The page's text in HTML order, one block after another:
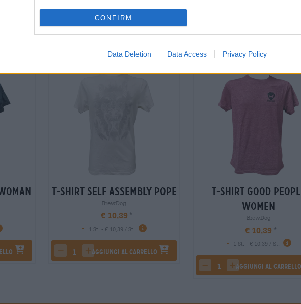
CONFIRM
Data Deletion Data Access Privacy Policy
anche quello
T-Shirt self assembly pope
BrewDog
€ 10,39
-
1 St. - € 10,39 / St.
decrease quantity
increase quantity
Aggiungi al carrello
T-Shirt good
women
BrewDog
€ 10,39
-
1 St. - € 10,39 / St.
decrease quantity
increase quantity
Aggiungi al carrello